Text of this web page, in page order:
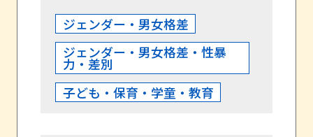
ジェンダー・男女格差
ジェンダー・男女格差・性暴
力・差別
子ども・保育・学童・教育